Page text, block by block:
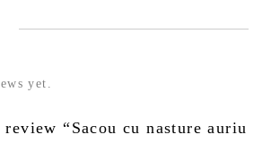
yet.
“Sacou cu nasture auriu